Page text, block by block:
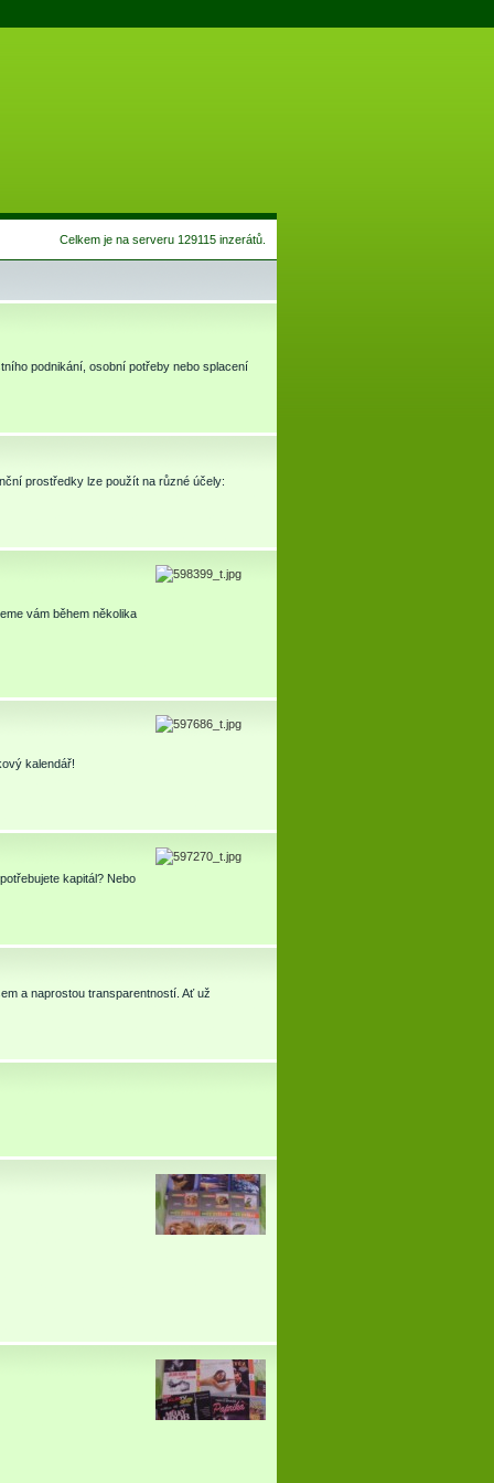
Celkem je na serveru 129115 inzerátů.
podnikání, osobní potřeby nebo splacení
prostředky lze použít na různé účely:
vám během několika
kalendář!
kapitál? Nebo
a naprostou transparentností. Ať už